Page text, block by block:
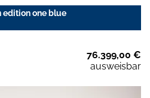
edition one blue
76.399,00 €
ausweisbar